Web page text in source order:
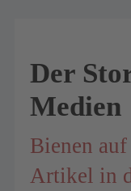
Der
Medien
Bienen
Artikel in